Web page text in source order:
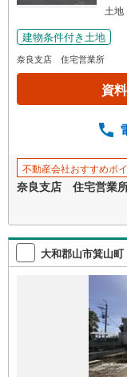
土地
建物条件付き土地
奈良支店 住宅営業所
資
不動産会社おすすめポ
奈良支店 住宅営業
大和郡山市箕山町